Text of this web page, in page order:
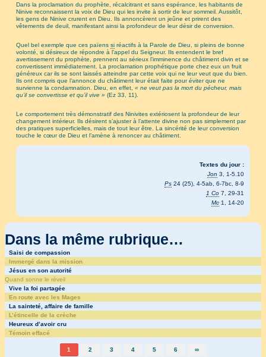
Dans la proclamation du prophète, récalcitrant et sans espérance, les habitants de
Ninive reconnaissent la voix de Dieu qui les invite à sortir de leur sommeil. Aussitôt,
les gens de Ninive crurent en Dieu. Ils annoncèrent un jeûne et prirent des
vêtements de deuil, manifestant ainsi la profondeur de leur désir de conversion.
Quel bel exemple que ces païens siréactifs à la Parole de Dieu, si pleins de bonne
volonté, si désireux de répondre à l’appel du Seigneur. Ils entendent le bref
avertissement du prophète, prennent au sérieux l’imminence du châtiment divin et se
convertissent immédiatement. La proclamation prophétique porte chez eux un fruit
généreux car ils se sont laissés atteindre par cette voix qui ne leur veut que du bien.
Ils ont compris que l’annonce du châtiment leur était faite pour éviter que ne
survienne la condamnation. Dieu, en effet, « ne veut pas la mort du pécheur, mais
qu’il se convertisse et qu’il vive » (Ez 33, 11).
Le comportement très démonstratif des Ninivites extériosent la profondeur de leur
changement intérieur. Ils désirent s’ajuster à l’attente divine non pas simplement par
des pratiques superficielles, mais de tout leur être. La sincérité de leur conversion
touche le cœur de Dieu et l’amène à renoncer au châtiment.
Textes du jour :
Jon 3, 1-5.10
Ps 24 (25), 4-5ab, 6-7bc, 8-9
1 Co 7, 29-31
Mc 1, 14-20
Dans la même rubrique…
Saisi de compassion
Immergé dans la mission
Jésus en son autorité
Quand sonne le réveil
Vive la foi partagée
En route avec les Mages
La sainteté, affaire de famille
L’étincelle de la crèche
Heureux d’avoir cru
Témoin effacé
1 2 3 4 5 6 ∞